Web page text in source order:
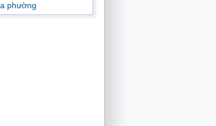
phường